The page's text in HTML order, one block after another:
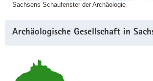
Sachsens Schaufenster der Archäologie
Archäologische Gesellschaft in